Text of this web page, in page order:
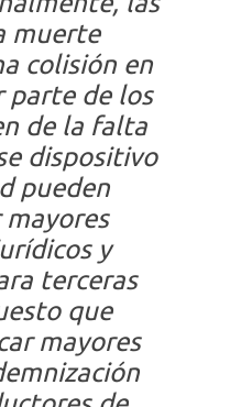
muerte
colisión en
parte de los
de la falta
dispositivo
pueden
y
terceras
que
mayores